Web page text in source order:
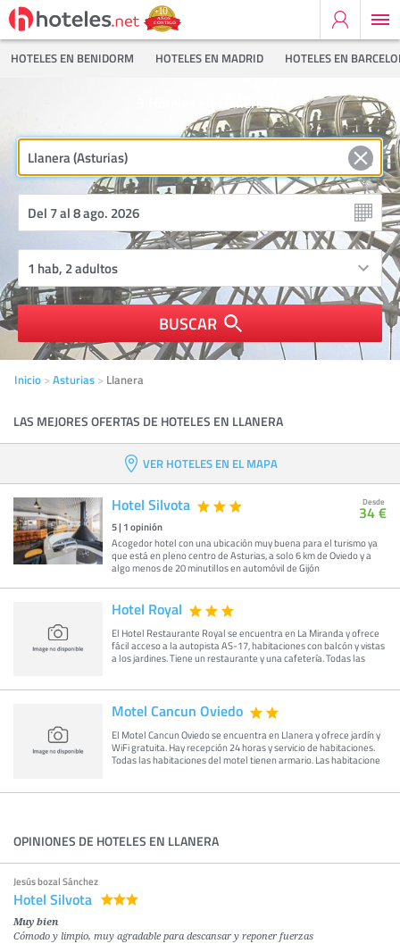
HOTELES EN BENIDORM HOTELES EN MADRID HOTELES EN
Hoteles en Llanera
BUSCAR
Inicio Asturias Llanera
LAS MEJORES OFERTAS DE HOTELES EN LLANERA
VER HOTELES EN EL MAPA
Hotel Silvota
5| 1opinión
Acogedor hotel con una ubicación muy buena para el turismo ya
que está en pleno centro de Asturias, a solo 6 km de Oviedo y a
algo menos de 20 minutillos en automóvil de Gijón
Desde
34 €
Hotel Royal
El Hotel Restaurante Royal se encuentra en La Miranda y ofrece
fácil acceso a la autopista AS-17, habitaciones con balcón y vistas
a los jardines. Tiene un restaurante y una cafetería. Todas las
Motel Cancun Oviedo
El Motel Cancun Oviedo se encuentra en Llanera y ofrece jardín y
WiFi gratuita. Hay recepción 24 horas y servicio de habitaciones.
Todas las habitaciones del motel tienen armario. Las habitacione
OPINIONES DE HOTELES EN LLANERA
Jesús bozal Sánchez
Hotel Silvota
Muy bien
Cómodo y limpio, muy agradable para descansar y reponer fuerzas